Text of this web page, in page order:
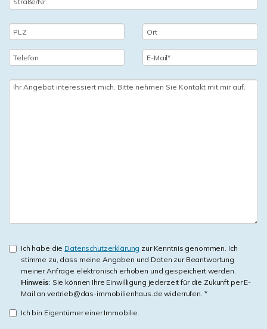
Ich habe die Datenschutzerklärung zur Kenntnis genommen. Ich
stimme zu, dass meine Angaben und Daten zur Beantwortung
meiner Anfrage elektronisch erhoben und gespeichert werden.
Hinweis: Sie können Ihre Einwilligung jederzeit für die Zukunft per E-
Mail an vertrieb@das-immobilienhaus.de widerrufen. *
Ich bin Eigentümer einer Immobilie.